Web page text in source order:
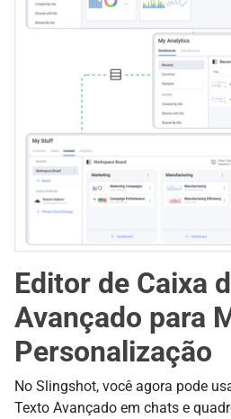
Editor de Caixa
Avançado para
Personalização
No Slingshot, você agora pode
Texto Avançado em chats e